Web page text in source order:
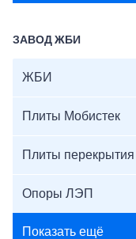
ЗАВОД ЖБИ
ЖБИ
Плиты Мобистек
Плиты перекрытия
Опоры ЛЭП
Показать ещё